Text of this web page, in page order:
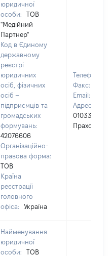
юридичної
особи:
ТОВ
"Медійний
Партнер"
Код в Єдиному
державному
реєстрі
юридичних
осіб, фізичних
осіб –
підприємців та
громадських
формувань:
42076606
Організаційно-
правова форма:
ТОВ
Країна
реєстрації
головного
офіса:
Україна
Телефон:
Факс:
Email:
Адреса
01033, Київ,
Прахових
Найменування
юридичної
особи:
ТОВ